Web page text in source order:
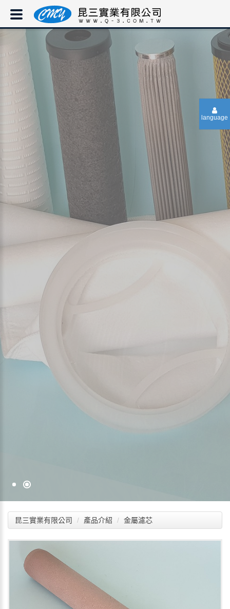
language
昆三實業有限公司 產品介紹 金屬濾芯